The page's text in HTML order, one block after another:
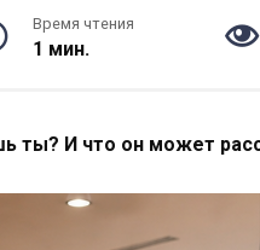
Время чтения
1 мин.
ты? И что он может